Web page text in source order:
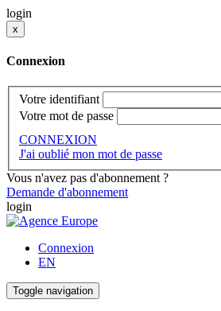
login
x
Connexion
Votre identifiant
Votre mot de passe
CONNEXION
J'ai oublié mon mot de passe
Vous n'avez pas d'abonnement ?
Demande d'abonnement
login
Connexion
EN
Toggle navigation